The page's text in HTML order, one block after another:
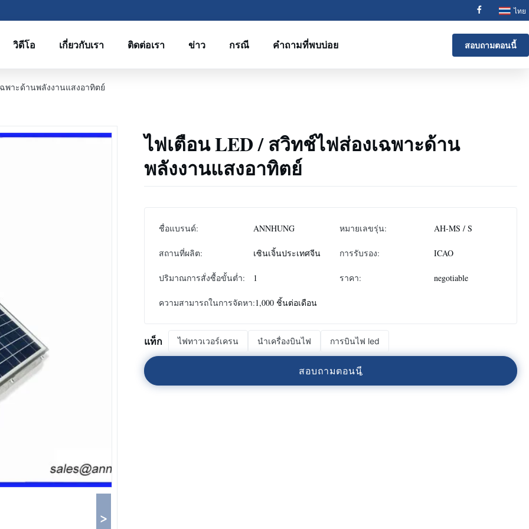
ไทย
วิดีโอ เกี่ยวกับเรา ติดต่อเรา ข่าว กรณี คำถามที่พบบ่อย สอบถามตอนนี้
พาะด้านพลังงานแสงอาทิตย์
>
ไฟเตือน LED / สวิทช์ไฟส่องเฉพาะด้าน
พลังงานแสงอาทิตย์
ชื่อแบรนด์: ANNHUNG หมายเลขรุ่น: AH-MS / S
สถานที่ผลิต: เซินเจิ้นประเทศจีน การรับรอง: ICAO
ปริมาณการสั่งซื้อขั้นต่ำ: 1 ราคา: negotiable
ความสามารถในการจัดหา:1,000 ชิ้นต่อเดือน
แท็ก ไฟทาวเวอร์เครน นำเครื่องบินไฟ การบินไฟ led
สอบถามตอนน